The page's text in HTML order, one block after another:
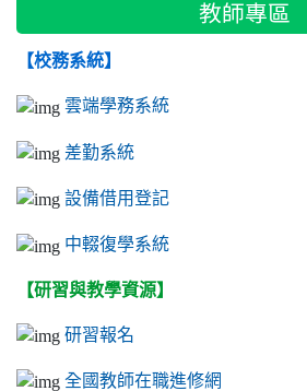
教師專區
【校務系統】
雲端學務系統
差勤系統
設備借用登記
中輟復學系統
【研習與教學資源】
研習報名
全國教師在職進修網